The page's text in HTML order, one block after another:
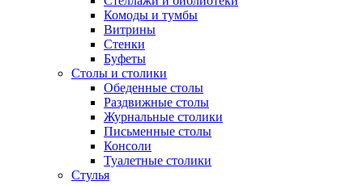
Комоды и тумбы
Витрины
Стенки
Буфеты
Столы и столики
Обеденные столы
Раздвижные столы
Журнальные столики
Письменные столы
Консоли
Туалетные столики
Стулья